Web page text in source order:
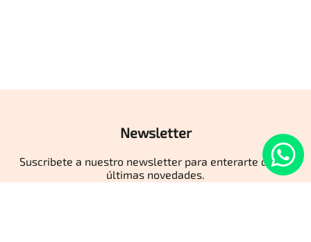
Newsletter
Suscribete a nuestro newsletter para enterarte de las
últimas novedades.